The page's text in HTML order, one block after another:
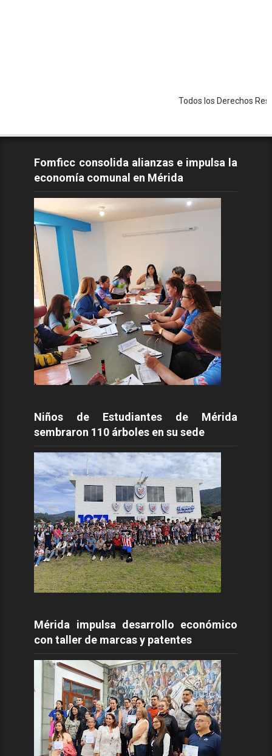
Todos los Derechos Reservados
Fomficc consolida alianzas e impulsa la
economía comunal en Mérida
Niños de Estudiantes de Mérida
sembraron 110 árboles en su sede
Mérida impulsa desarrollo económico
con taller de marcas y patentes